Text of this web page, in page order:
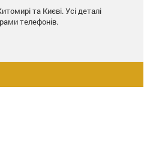
та Києві. Усі деталі
телефонів.